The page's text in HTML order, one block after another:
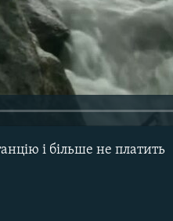
і більше не платить